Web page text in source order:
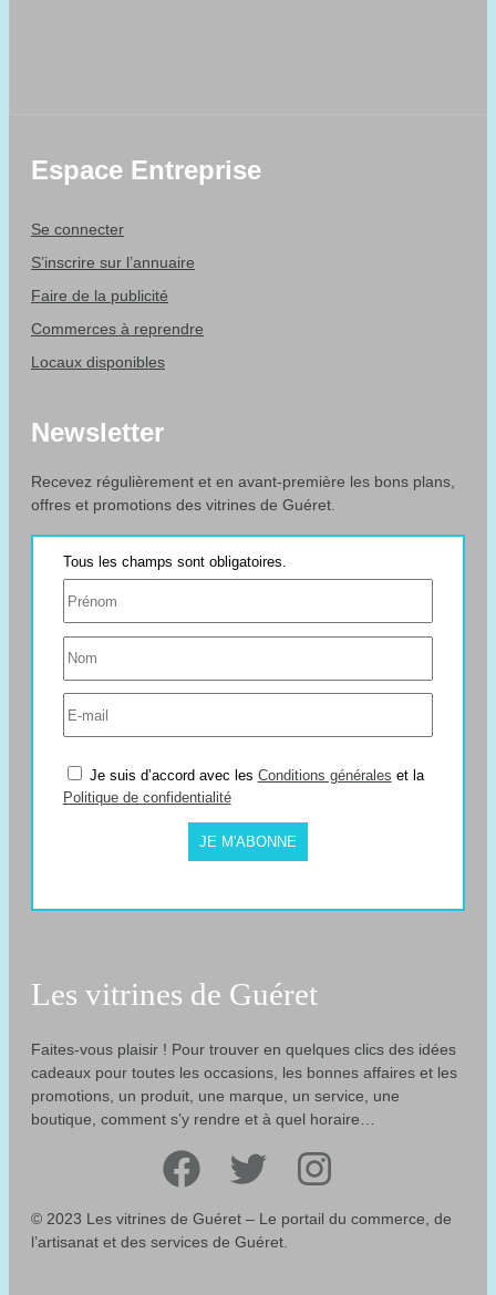
Espace Entreprise
Se connecter
S’inscrire sur l’annuaire
Faire de la publicité
Commerces à reprendre
Locaux disponibles
Newsletter
Recevez régulièrement et en avant-première les bons plans,
offres et promotions des vitrines de Guéret.
Je suis d’accord avec les Conditions générales et la
Politique de confidentialité
JE M'ABONNE
Les vitrines de Guéret
Faites-vous plaisir ! Pour trouver en quelques clics des idées
cadeaux pour toutes les occasions, les bonnes affaires et les
promotions, un produit, une marque, un service, une
boutique, comment s’y rendre et à quel horaire…
Facebook Twitter Instagram
© 2023 Les vitrines de Guéret – Le portail du commerce, de
l’artisanat et des services de Guéret.